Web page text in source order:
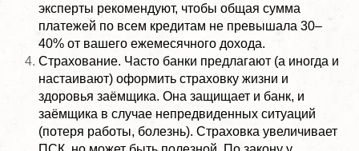
эксперты рекомендуют, чтобы общая сумма
платежей по всем кредитам не превышала 30–
40% от вашего ежемесячного дохода.
Страхование. Часто банки предлагают (а иногда и
настаивают) оформить страховку жизни и
здоровья заёмщика. Она защищает и банк, и
заёмщика в случае непредвиденных ситуаций
(потеря работы, болезнь). Страховка увеличивает